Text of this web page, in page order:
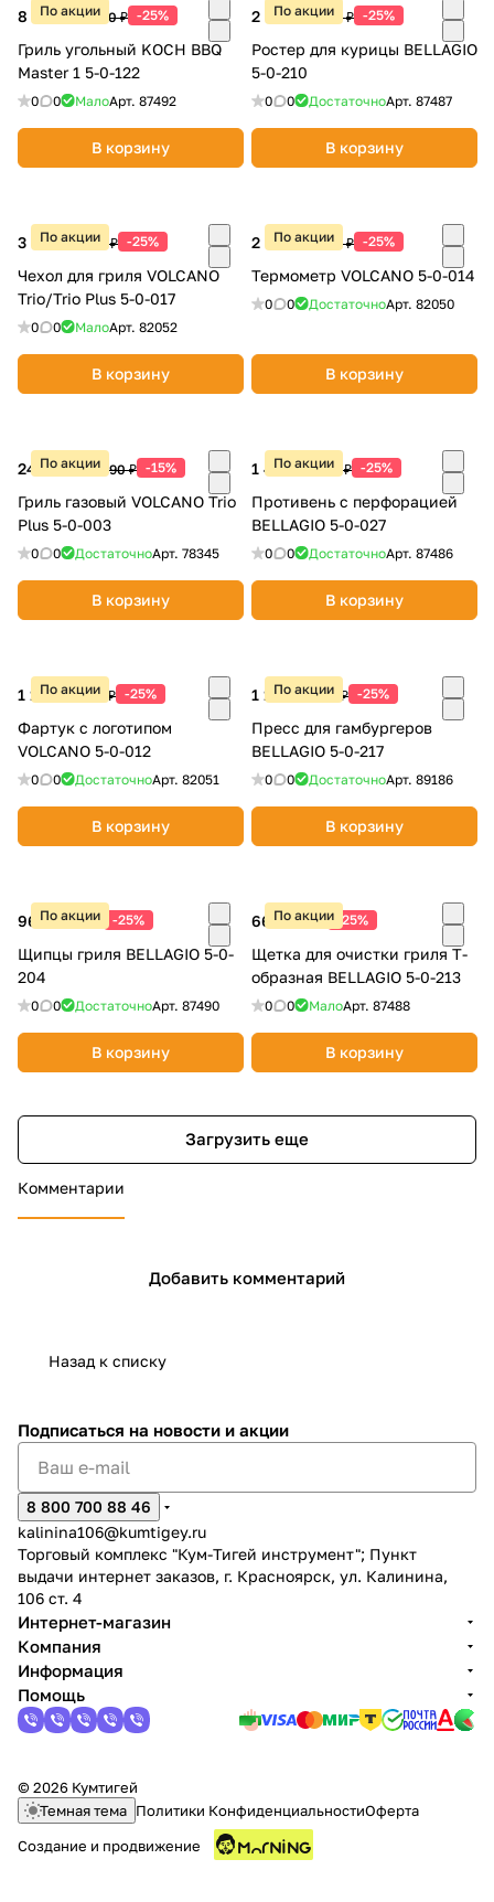
По акции
8 240 ₽10 990 ₽ -25%
Гриль угольный KOCH BBQ
Master 1 5-0-122
0 0 МалоАрт. 87492
В корзину
По акции
2 690 ₽3 590 ₽ -25%
Ростер для курицы BELLAGIO
5-0-210
0 0 ДостаточноАрт. 87487
В корзину
По акции
3 740 ₽4 990 ₽ -25%
Чехол для гриля VOLCANO
Trio/Trio Plus 5-0-017
0 0 МалоАрт. 82052
В корзину
По акции
2 990 ₽3 990 ₽ -25%
Термометр VOLCANO 5-0-014
0 0 ДостаточноАрт. 82050
В корзину
По акции
24 642 ₽28 990 ₽ -15%
Гриль газовый VOLCANO Trio
Plus 5-0-003
0 0 ДостаточноАрт. 78345
В корзину
По акции
1 490 ₽1 990 ₽ -25%
Противень с перфорацией
BELLAGIO 5-0-027
0 0 ДостаточноАрт. 87486
В корзину
По акции
1 190 ₽1 590 ₽ -25%
Фартук с логотипом
VOLCANO 5-0-012
0 0 ДостаточноАрт. 82051
В корзину
По акции
1 120 ₽1 490 ₽ -25%
Пресс для гамбургеров
BELLAGIO 5-0-217
0 0 ДостаточноАрт. 89186
В корзину
По акции
967 ₽ 1 290 ₽ -25%
Щипцы гриля BELLAGIO 5-0-
204
0 0 ДостаточноАрт. 87490
В корзину
По акции
667 ₽ 890 ₽ -25%
Щетка для очистки гриля Т-
образная BELLAGIO 5-0-213
0 0 МалоАрт. 87488
В корзину
Загрузить еще
Комментарии
Добавить комментарий
Назад к списку
Подписаться на новости и акции
8 800 700 88 46
kalinina106@kumtigey.ru
Торговый комплекс "Кум-Тигей инструмент"; Пункт
выдачи интернет заказов, г. Красноярск, ул. Калинина,
106 ст. 4
Интернет-магазин
Компания
Информация
Помощь
© 2026 Кумтигей
Темная тема Политики КонфиденциальностиОферта
Создание и продвижение